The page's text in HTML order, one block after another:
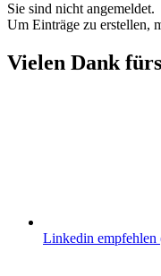
Sie sind nicht angemeldet.
Um Einträge zu erstellen,
Vielen Dank
Linkedin empfehlen